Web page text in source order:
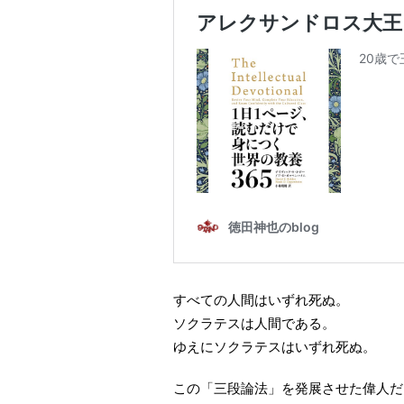
すべての人間はいずれ死ぬ。
ソクラテスは人間である。
ゆえにソクラテスはいずれ死ぬ。
この「三段論法」を発展させた偉人